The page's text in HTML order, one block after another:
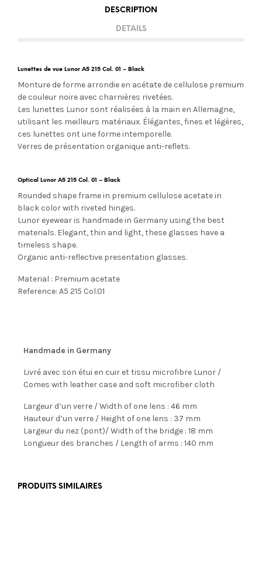
DESCRIPTION
DETAILS
Lunettes de vue Lunor A5 215 Col. 01 – Black
Monture de forme arrondie en acétate de cellulose premium
de couleur noire avec charnières rivetées.
Les lunettes Lunor sont réalisées à la main en Allemagne,
utilisant les meilleurs matériaux. Élégantes, fines et légères,
ces lunettes ont une forme intemporelle.
Verres de présentation organique anti-reflets.
Optical Lunor A5 215 Col. 01 – Black
Rounded shape frame in premium cellulose acetate in
black color with riveted hinges.
Lunor eyewear is handmade in Germany using the best
materials. Elegant, thin and light, these glasses have a
timeless shape.
Organic anti-reflective presentation glasses.
Material : Premium acetate
Reference: A5 215 Col.01
Handmade in Germany
Livré avec son étui en cuir et tissu microfibre Lunor /
Comes with leather case and soft microfiber cloth
Largeur d’un verre / Width of one lens : 46 mm
Hauteur d’un verre / Height of one lens : 37 mm
Largeur du nez (pont)/ Width of the bridge : 18 mm
Longueur des branches / Length of arms : 140 mm
PRODUITS SIMILAIRES